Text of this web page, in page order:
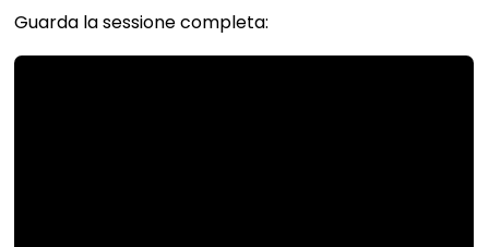
Guarda la sessione completa: